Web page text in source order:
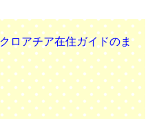
クロアチア在住ガイドのま